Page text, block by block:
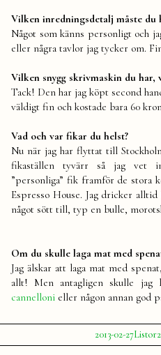
Vilken inredningsdetalj måste du
Något som känns personligt och
eller några tavlor jag tycker om.
Vilken snygg skrivmaskin du har,
Tack! Den har jag köpt second
väldigt fin och kostade bara 60
Vad och var fikar du helst?
Nu när jag har flyttat till
fikaställen tyvärr så jag vet
”personliga” fik framför de stora
Espresso House. Jag dricker
något sött till, typ en bulle,
Om du skulle laga mat med
Jag älskar att laga mat med
allt! Men antagligen skulle jag
cannelloni eller någon annan god
Publicerat
av
Julia
2013-02-27
i
Listor